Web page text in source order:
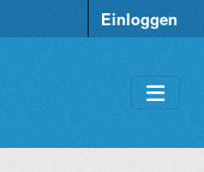
Einloggen